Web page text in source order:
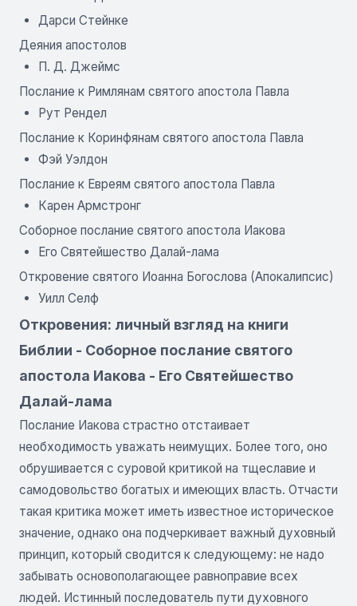
Дарси Стейнке
Деяния апостолов
П. Д. Джеймс
Послание к Римлянам святого апостола Павла
Рут Рендел
Послание к Коринфянам святого апостола Павла
Фэй Уэлдон
Послание к Евреям святого апостола Павла
Карен Армстронг
Соборное послание святого апостола Иакова
Его Святейшество Далай-лама
Откровение святого Иоанна Богослова (Апокалипсис)
Уилл Селф
Откровения: личный взгляд на книги
Библии - Соборное послание святого
апостола Иакова - Его Святейшество
Далай-лама
Послание Иакова страстно отстаивает
необходимость уважать неимущих. Более того, оно
обрушивается с суровой критикой на тщеславие и
самодовольство богатых и имеющих власть. Отчасти
такая критика может иметь известное историческое
значение, однако она подчеркивает важный духовный
принцип, который сводится к следующему: не надо
забывать основополагающее равноправие всех
людей. Истинный последователь пути духовного